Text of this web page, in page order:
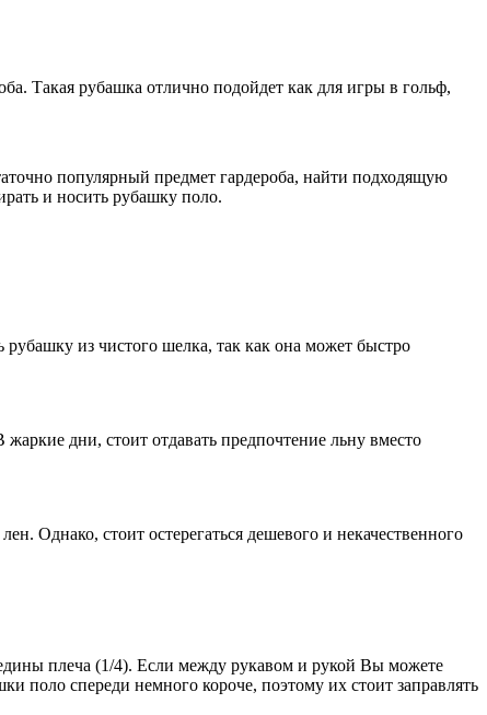
Такая рубашка отлично подойдет как для игры в гольф,
популярный предмет гардероба, найти подходящую
и носить рубашку поло.
из чистого шелка, так как она может быстро
дни, стоит отдавать предпочтение льну вместо
Однако, стоит остерегаться дешевого и некачественного
плеча (1/4). Если между рукавом и рукой Вы можете
поло спереди немного короче, поэтому их стоит заправлять